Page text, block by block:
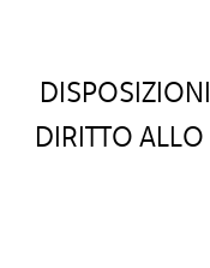
DIRITTO